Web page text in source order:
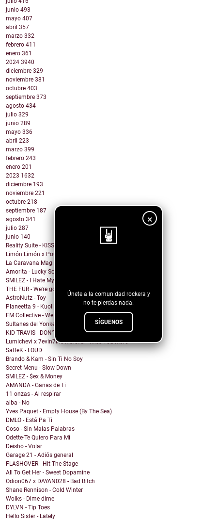
×
Únete a la comunidad rockera y
no te pierdas nada.
SÍGUENOS
junio 493
mayo 407
abril 357
marzo 332
febrero 411
enero 361
2024 3940
diciembre 329
noviembre 381
octubre 403
septiembre 373
agosto 434
julio 329
junio 289
mayo 336
abril 223
marzo 399
febrero 243
enero 201
2023 1632
diciembre 193
noviembre 221
octubre 218
septiembre 187
agosto 341
julio 287
junio 140
Reality Suite - KISS THE RING
Limón Limón x Poulish Kid - CALL NOW BUY NOW
La Caravana Magica - Todo Se Paga en Esta Vida (fe...
Amorita - Lucky Solita
SMILEZ - I Hate My Ex
THE FUR - We're going under
AstroNutz - Toy
Planeetta 9 - Kuolleet vain muistaa
FM Collective - We Can Roll
Sultanes del Yonke - Pasa El Tiempo
KID TRAVIS - DON'T WANNA WAKE
Lumichevi x 7evin7ins x Clever - Miss You More
SaffeK - LOUD
Brando & Kam - Sin Ti No Soy
Secret Menu - Slow Down
SMILEZ - $ex & Money
AMANDA - Ganas de Ti
11 onzas - Al respirar
alba - No
Yves Paquet - Empty House (By The Sea)
DMLO - Está Pa Ti
Coso - Sin Malas Palabras
Odette-Te Quiero Para Mí
Deisho - Volar
Garage 21 - Adiós general
FLASHOVER - Hit The Stage
All To Get Her - Sweet Dopamine
Odion067 x DAYAN028 - Bad Bitch
Shane Rennison - Cold Winter
Wolks - Dime dime
DYLVN - Tip Toes
Hello Sister - Lately